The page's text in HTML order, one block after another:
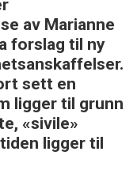
av Marianne
forslag til ny
sett en
ligger til grunn
«sivile»
ligger til